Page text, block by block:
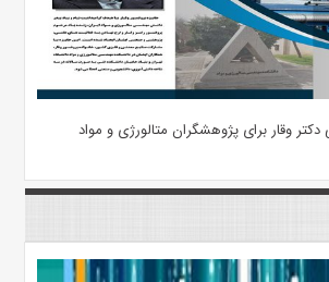
دکتر وقار برای پژوهشگران متالورژی و مواد